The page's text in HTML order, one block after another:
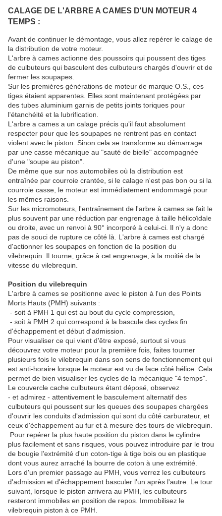
CALAGE DE L'ARBRE A CAMES D'UN MOTEUR 4
TEMPS :
Avant de continuer le démontage, vous allez repérer le calage de
la distribution de votre moteur.
L'arbre à cames actionne des poussoirs qui poussent des tiges
de culbuteurs qui basculent des culbuteurs chargés d'ouvrir et de
fermer les soupapes.
Sur les premières générations de moteur de marque O.S., ces
tiges étaient apparentes. Elles sont maintenant protégées par
des tubes aluminium garnis de petits joints toriques pour
l'étanchéité et la lubrification.
L'arbre a cames a un calage précis qu'il faut absolument
respecter pour que les soupapes ne rentrent pas en contact
violent avec le piston. Sinon cela se transforme au démarrage
par une casse mécanique au "sauté de bielle" accompagnée
d'une "soupe au piston".
De même que sur nos automobiles où la distribution est
entraînée par courroie crantée, si le calage n'est pas bon ou si la
courroie casse, le moteur est immédiatement endommagé pour
les mêmes raisons.
Sur les micromoteurs, l'entraînement de l'arbre à cames se fait le
plus souvent par une réduction par engrenage à taille hélicoïdale
ou droite, avec un renvoi à 90° incorporé à celui-ci. Il n'y a donc
pas de souci de rupture ce côté là. L'arbre à cames est chargé
d'actionner les soupapes en fonction de la position du
vilebrequin. Il tourne, grâce à cet engrenage, à la moitié de la
vitesse du vilebrequin.
Position du vilebrequin
L'arbre à cames se positionne avec le piston à l'un des Points
Morts Hauts (PMH) suivants :
- soit à PMH 1 qui est au bout du cycle compression,
- soit à PMH 2 qui correspond à la bascule des cycles fin
d'échappement et début d'admission.
Pour visualiser ce qui vient d'être exposé, surtout si vous
découvrez votre moteur pour la première fois, faites tourner
plusieurs fois le vilebrequin dans son sens de fonctionnement qui
est anti-horaire lorsque le moteur est vu de face côté hélice. Cela
permet de bien visualiser les cycles de la mécanique "4 temps".
Le couvercle cache culbuteurs étant déposé, observez
- et admirez - attentivement le basculement alternatif des
culbuteurs qui poussent sur les queues des soupapes chargées
d'ouvrir les conduits d'admission qui sont du côté carburateur, et
ceux d'échappement au fur et à mesure des tours de vilebrequin.
Pour repérer la plus haute position du piston dans le cylindre
plus facilement et sans risques, vous pouvez introduire par le trou
de bougie l'extrémité d'un coton-tige à tige bois ou en plastique
dont vous aurez arraché la bourre de coton à une extrémité.
Lors d'un premier passage au PMH, vous verrez les culbuteurs
d'admission et d'échappement basculer l'un après l'autre. Le tour
suivant, lorsque le piston arrivera au PMH, les culbuteurs
resteront immobiles en position de repos. Immobilisez le
vilebrequin piston à ce PMH.